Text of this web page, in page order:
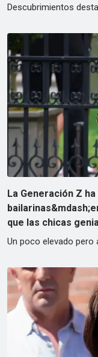
Descubrimientos
La Generación Z
que las chicas
Un poco elevado pero